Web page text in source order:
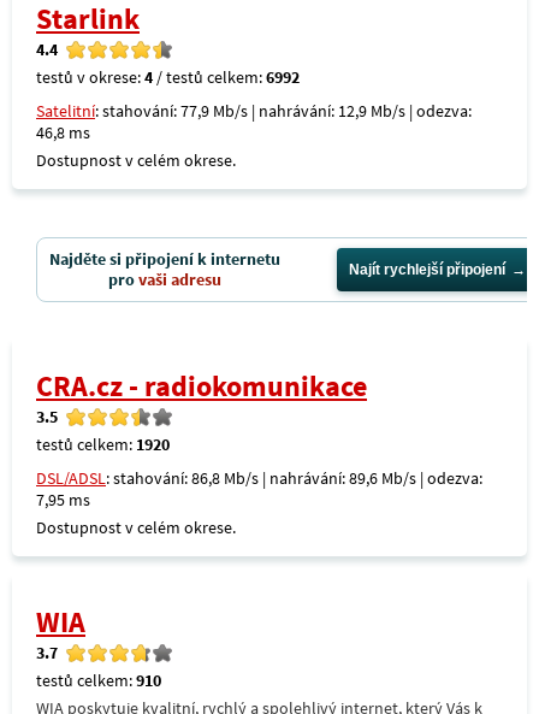
Starlink
4.4
testů v okrese:4 / testů celkem:6992
Satelitní: stahování: 77,9 Mb/s | nahrávání: 12,9 Mb/s | odezva:
46,8 ms
Dostupnost v celém okrese.
Najděte si připojení k internetu
provaši adresu Najít rychlejší připojení
CRA.cz - radiokomunikace
3.5
testů celkem: 1920
DSL/ADSL: stahování: 86,8 Mb/s | nahrávání: 89,6 Mb/s | odezva:
7,95 ms
Dostupnost v celém okrese.
WIA
3.7
testů celkem:910
WIA poskytuje kvalitní, rychlý a spolehlivý internet, který Vás k